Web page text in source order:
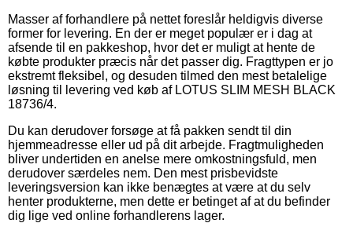
Masser af forhandlere på nettet foreslår heldigvis diverse
former for levering. En der er meget populær er i dag at
afsende til en pakkeshop, hvor det er muligt at hente de
købte produkter præcis når det passer dig. Fragttypen er jo
ekstremt fleksibel, og desuden tilmed den mest betalelige
løsning til levering ved køb af LOTUS SLIM MESH BLACK
18736/4.
Du kan derudover forsøge at få pakken sendt til din
hjemmeadresse eller ud på dit arbejde. Fragtmuligheden
bliver undertiden en anelse mere omkostningsfuld, men
derudover særdeles nem. Den mest prisbevidste
leveringsversion kan ikke benægtes at være at du selv
henter produkterne, men dette er betinget af at du befinder
dig lige ved online forhandlerens lager.